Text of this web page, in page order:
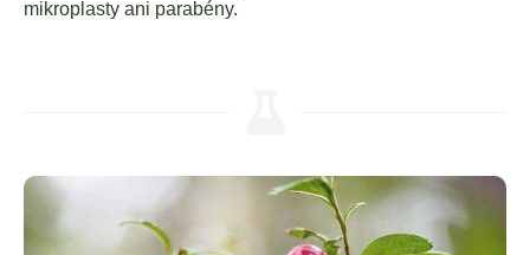
mikroplasty ani parabény.